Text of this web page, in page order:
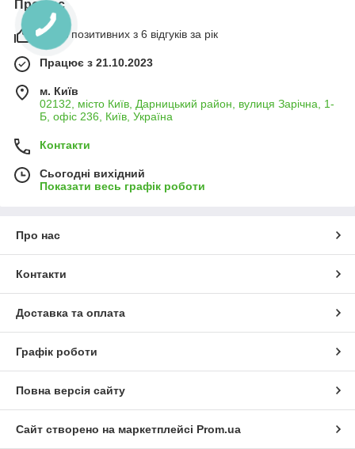
Про нас
100% позитивних з 6 відгуків за рік
Працює з 21.10.2023
м. Київ
02132, місто Київ, Дарницький район, вулиця Зарічна, 1-
Б, офіс 236, Київ, Україна
Контакти
Сьогодні вихідний
Показати весь графік роботи
Про нас
Контакти
Доставка та оплата
Графік роботи
Повна версія сайту
Сайт створено на маркетплейсі Prom.ua